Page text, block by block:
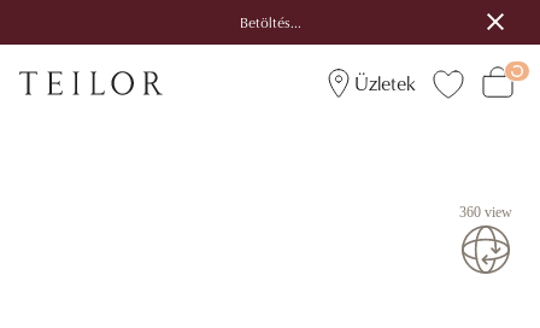
Betöltés...
Üzletek
360 view